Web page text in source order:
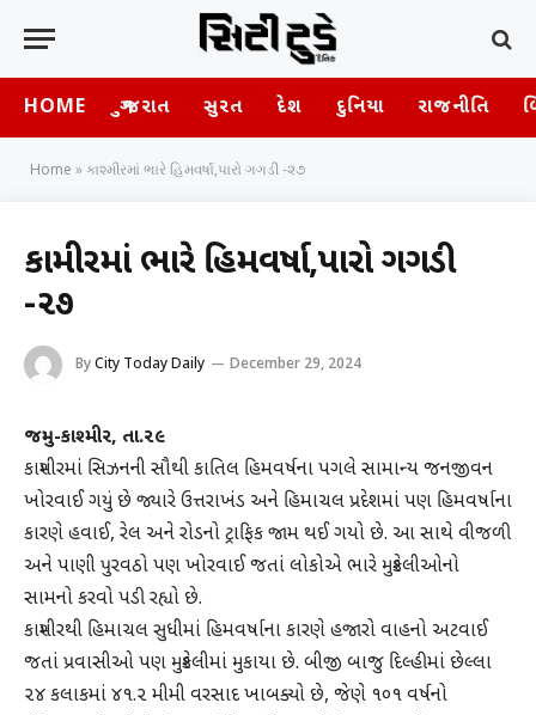
HOME ગુજરાત સુરત દેશ દુનિયા રાજનીતિ
Home » કાશ્મીરમાં ભારે હિમવર્ષા,પારો ગગડી -૨૭
કાશ્મીરમાં ભારે હિમવર્ષા,પારો ગગડી
-૨૭
ByCity Today Daily December 29, 2024
જમ્મુ-કાશ્મીર, તા.૨૯
કાશ્મીરમાં સિઝનની સૌથી કાતિલ હિમવર્ષના પગલે સામાન્ય જનજીવન
ખોરવાઈ ગયું છે જ્યારે ઉત્તરાખંડ અને હિમાચલ પ્રદેશમાં પણ હિમવર્ષાના
કારણે હવાઈ, રેલ અને રોડનો ટ્રાફિક જામ થઈ ગયો છે. આ સાથે વીજળી
અને પાણી પુરવઠો પણ ખોરવાઈ જતાં લોકોએ ભારે મુશ્કેલીઓનો
સામનો કરવો પડી રહ્યો છે.
કાશ્મીરથી હિમાચલ સુધીમાં હિમવર્ષાના કારણે હજારો વાહનો અટવાઈ
જતાં પ્રવાસીઓ પણ મુશ્કેલીમાં મુકાયા છે. બીજી બાજુ દિલ્હીમાં છેલ્લા
૨૪ કલાકમાં ૪૧.૨ મીમી વરસાદ ખાબક્યો છે, જેણે ૧૦૧ વર્ષનો